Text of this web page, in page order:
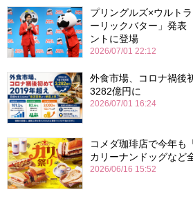
プリングルズ×ウルト
ーリックバター」発
ントに登場
2026/07/01 22:12
外食市場、コロナ禍
3282億円に
2026/07/01 16:24
コメダ珈琲店で今年
カリーナンドッグなど
2026/06/16 15:52